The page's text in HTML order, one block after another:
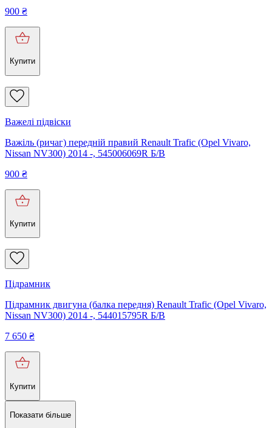
900 ₴
Купити
Важелі підвіски
Важіль (ричаг) передній правий Renault Trafic (Opel Vivaro,
Nissan NV300) 2014 -, 545006069R Б/В
900 ₴
Купити
Підрамник
Підрамник двигуна (балка передня) Renault Trafic (Opel Vivaro,
Nissan NV300) 2014 -, 544015795R Б/В
7 650 ₴
Купити
Показати більше